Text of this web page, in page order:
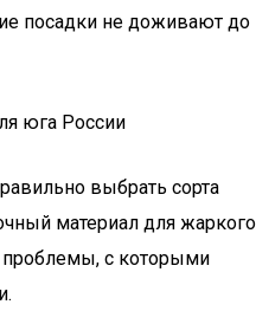
посадки не доживают до
юга России
выбрать сорта
материал для жаркого
с которыми